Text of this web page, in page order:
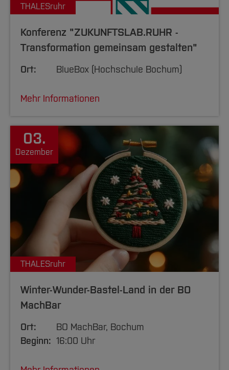
THALESruhr
Konferenz "ZUKUNFTSLAB.RUHR -
Transformation gemeinsam gestalten"
Ort: BlueBox (Hochschule Bochum)
Mehr Informationen
THALESruhr
03.
Dezember
Winter-Wunder-Bastel-Land in der BO
MachBar
Ort:
BO MachBar, Bochum
Beginn: 16:00 Uhr